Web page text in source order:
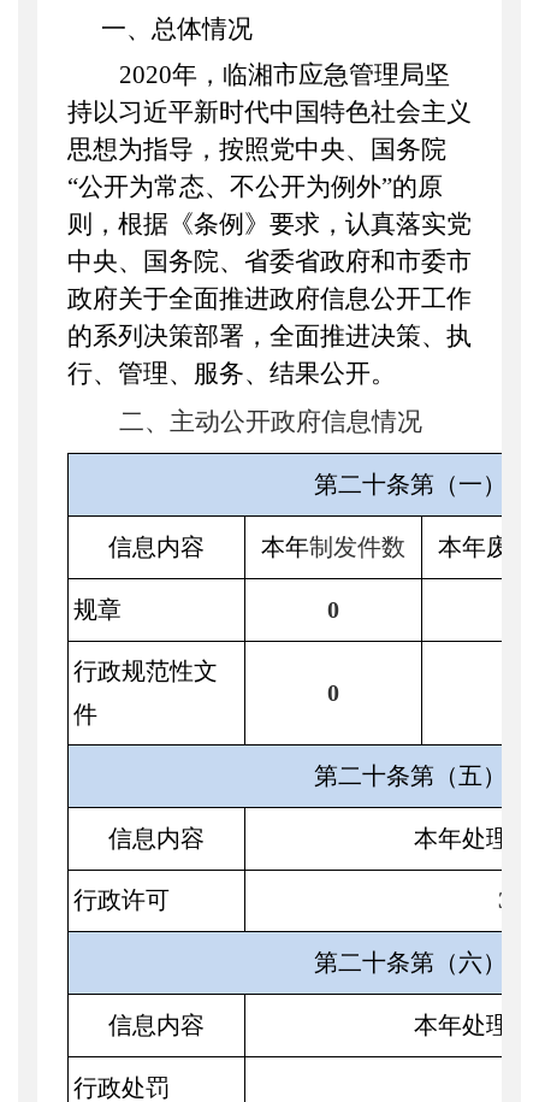
一、 总体情况
2020年， 临湘市应急管理局坚
持以习近平新时代中国特色社会主义
思想为指导，按照党中央、国务院
“公开为常态、不公开为例外”的原
则，根据《条例》要求，认真落实党
中央、国务院、省委省政府和市委市
政府关于全面推进政府信息公开工作
的系列决策部署，全面推进决策、执
行、管理、服务、结果公开。
二、主动公开政府信息情况
第二十条第（一）项
信息内容 本年制发件数 本年废
规章 0
行政规范性文
件
0
第二十条第（五）项
信息内容 本年处理
行政许可 36
第二十条第（六）项
信息内容 本年处理
行政处罚